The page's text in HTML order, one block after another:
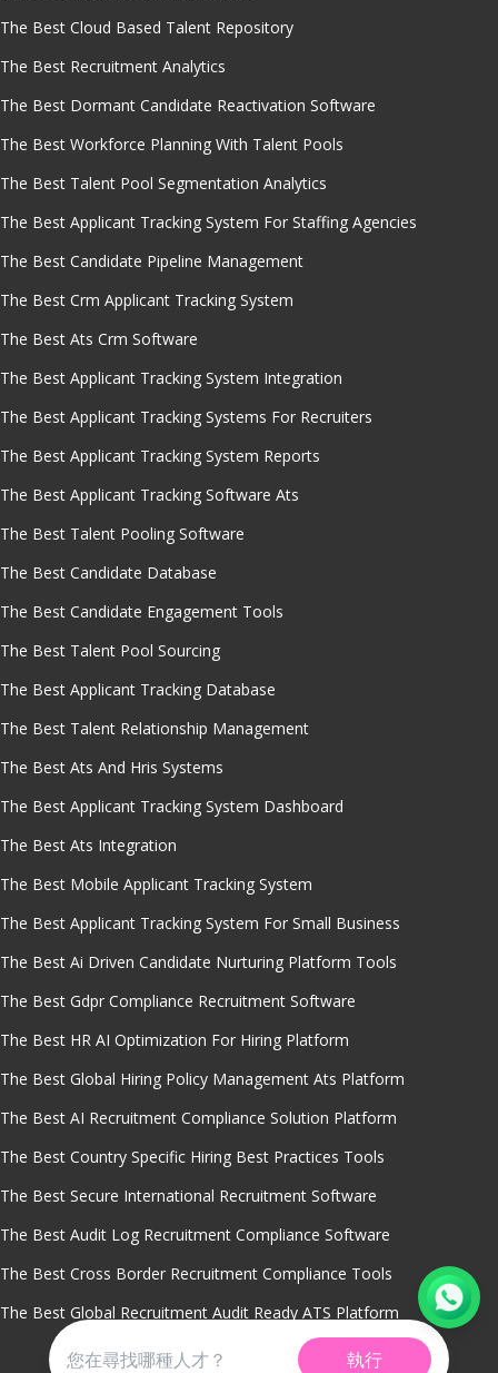
執行
The Best Cloud Based Talent Repository
The Best Recruitment Analytics
The Best Dormant Candidate Reactivation Software
The Best Workforce Planning With Talent Pools
The Best Talent Pool Segmentation Analytics
The Best Applicant Tracking System For Staffing Agencies
The Best Candidate Pipeline Management
The Best Crm Applicant Tracking System
The Best Ats Crm Software
The Best Applicant Tracking System Integration
The Best Applicant Tracking Systems For Recruiters
The Best Applicant Tracking System Reports
The Best Applicant Tracking Software Ats
The Best Talent Pooling Software
The Best Candidate Database
The Best Candidate Engagement Tools
The Best Talent Pool Sourcing
The Best Applicant Tracking Database
The Best Talent Relationship Management
The Best Ats And Hris Systems
The Best Applicant Tracking System Dashboard
The Best Ats Integration
The Best Mobile Applicant Tracking System
The Best Applicant Tracking System For Small Business
The Best Ai Driven Candidate Nurturing Platform Tools
The Best Gdpr Compliance Recruitment Software
The Best HR AI Optimization For Hiring Platform
The Best Global Hiring Policy Management Ats Platform
The Best AI Recruitment Compliance Solution Platform
The Best Country Specific Hiring Best Practices Tools
The Best Secure International Recruitment Software
The Best Audit Log Recruitment Compliance Software
The Best Cross Border Recruitment Compliance Tools
The Best Global Recruitment Audit Ready ATS Platform